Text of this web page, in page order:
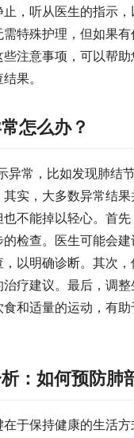
，听从医生的指示
特殊护理，但如果有
注意事项，可以帮
果。
怎么办？
异常，比如发现肺结
实，大多数异常结
不能掉以轻心。首
检查。医生可能会
以明确诊断。其次
疗建议。最后，调
和适量的运动，有
：如何预防肺
于保持健康的生活